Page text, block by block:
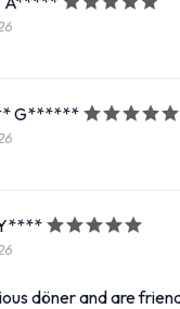
G******
döner and are